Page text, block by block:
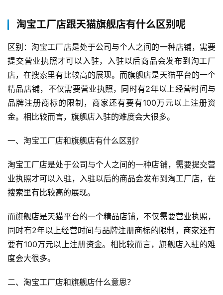
淘宝工厂店跟天猫旗舰店有什么区别呢
区别：淘宝工厂店是处于公司与个人之间的一种店铺，需要
提交营业执照才可以入驻，入驻以后商品会发布到淘工厂
店，在搜索里有比较高的展现。而旗舰店是天猫平台的一个
精品店铺，不仅需要营业执照，同时有2年以上经营时间与
品牌注册商标的限制，商家还有要有100万元以上注册资
金。相比较而言，旗舰店入驻的难度会大很多。
一、淘宝工厂店和旗舰店有什么区别？
淘宝工厂店是处于公司与个人之间的一种店铺，需要提交营
业执照才可以入驻，入驻以后的商品会发布到淘工厂店，在
搜索里有比较高的展现。
而旗舰店是天猫平台的一个精品店铺，不仅需要营业执照，
同时有2年以上经营时间与品牌注册商标的限制，商家还有
要有100万元以上注册资金。相比较而言，旗舰店入驻的难
度会大很多。
二、淘宝工厂店和旗舰店什么意思？